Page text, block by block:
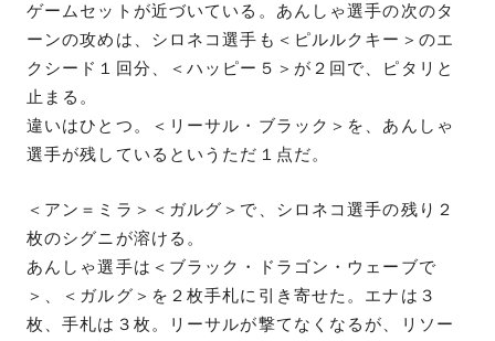
ゲームセットが近づいている。あんしゃ選手の次のタ
ーンの攻めは、シロネコ選手も＜ピルルクキー＞のエ
クシード１回分、＜ハッピー５＞が２回で、ピタリと
止まる。
違いはひとつ。＜リーサル・ブラック＞を、あんしゃ
選手が残しているというただ１点だ。
＜アン＝ミラ＞＜ガルグ＞で、シロネコ選手の残り２
枚のシグニが溶ける。
あんしゃ選手は＜ブラック・ドラゴン・ウェーブで
＞、＜ガルグ＞を２枚手札に引き寄せた。エナは３
枚、手札は３枚。リーサルが撃てなくなるが、リソー